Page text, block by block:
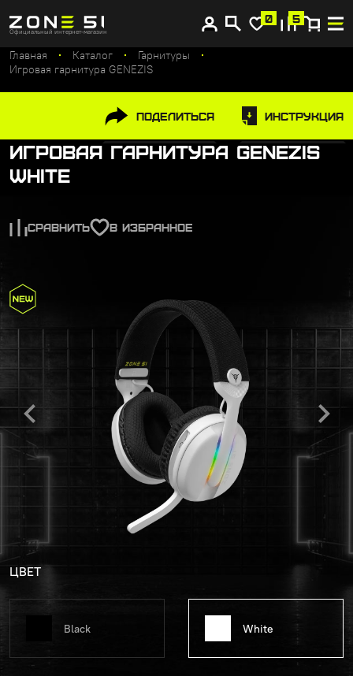
Официальный интернет-магазин
0 5
Купите сейчас, платите потом
Главная Каталог
Гарнитуры
Игровая гарнитура GENEZIS
Поделиться Инструкция
Игровая гарнитура GENEZIS
White
СРАВНИТЬ В ИЗБРАННОЕ
ЦВЕТ
Black White